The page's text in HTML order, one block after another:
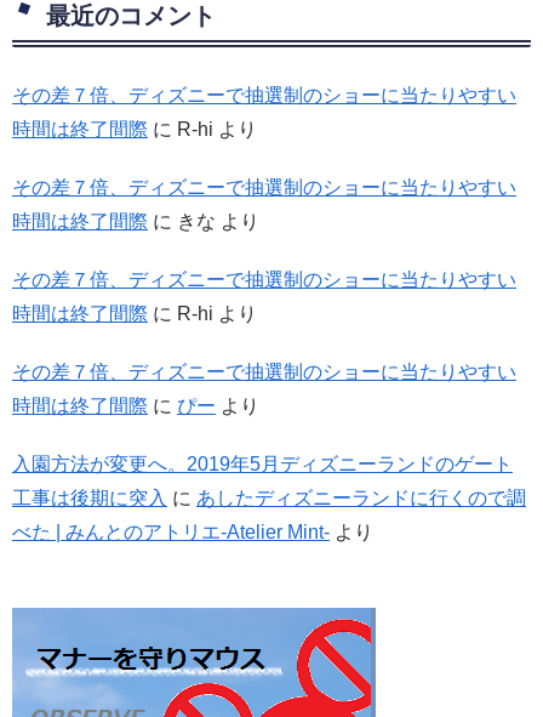
最近のコメント
その差７倍、ディズニーで抽選制のショーに当たりやすい
時間は終了間際 に R-hi より
その差７倍、ディズニーで抽選制のショーに当たりやすい
時間は終了間際 に きな より
その差７倍、ディズニーで抽選制のショーに当たりやすい
時間は終了間際 に R-hi より
その差７倍、ディズニーで抽選制のショーに当たりやすい
時間は終了間際 に ぴー より
入園方法が変更へ。2019年5月ディズニーランドのゲート
工事は後期に突入 に あしたディズニーランドに行くので調
べた | みんとのアトリエ-Atelier Mint- より